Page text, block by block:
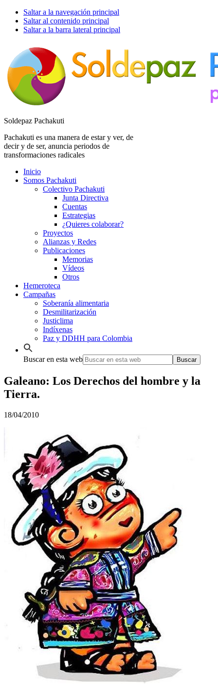
Saltar a la navegación principal
Saltar al contenido principal
Saltar a la barra lateral principal
Soldepaz Pachakuti
Pachakuti es una manera de estar y ver, de
decir y de ser, anuncia periodos de
transformaciones radicales
Inicio
Somos Pachakuti
Colectivo Pachakuti
Junta Directiva
Cuentas
Estrategias
¿Quieres colaborar?
Proyectos
Alianzas y Redes
Publicaciones
Memorias
Vídeos
Otros
Hemeroteca
Campañas
Soberanía alimentaria
Desmilitarización
Justiclima
Indíxenas
Paz y DDHH para Colombia
Buscar en esta web
Galeano: Los Derechos del hombre y la
Tierra.
18/04/2010